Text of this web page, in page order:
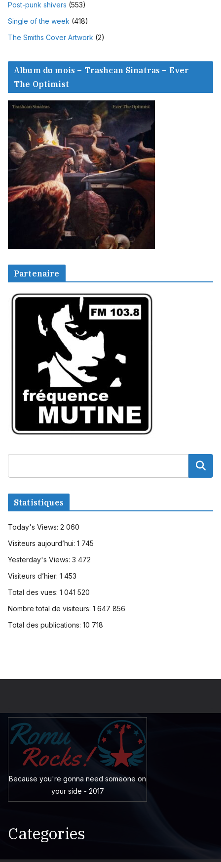
Post-punk shivers (553)
Single of the week (418)
The Smiths Cover Artwork (2)
Album du mois – Trashcan Sinatras – Ever
The Optimist
Partenaire
Statistiques
Today's Views: 2 060
Visiteurs aujourd’hui: 1 745
Yesterday's Views: 3 472
Visiteurs d’hier: 1 453
Total des vues: 1 041 520
Nombre total de visiteurs: 1 647 856
Total des publications: 10 718
Because you're gonna need someone on
your side - 2017
Categories